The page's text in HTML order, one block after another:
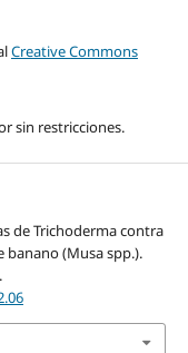
Creative Commons
sin restricciones.
de Trichoderma contra
(Musa spp.).